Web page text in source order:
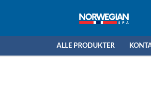
ALLE PRODUKTER